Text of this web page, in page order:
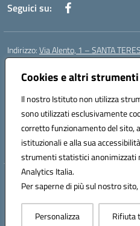
Cookies e altri
Il nostro Istituto non utilizza
sono utilizzati esclusivamente
corretto funzionamento del sito,
istituzionali e alla sua
strumenti statistici anonimizzati
Analytics Italia.
Per saperne di più sul nostro
Personalizza Rifiuta
Seguici su:
Indirizzo:Via Alento, 1 – SANTA
Centralino:
Posta elettronica certificata (PEC):
Codice fiscale: 80006490686
Codice meccanografico:peee052003
Codice Indice delle Pubbliche
Codice unico di fatturazione (CUF):
Hosting & Powered
Concept &